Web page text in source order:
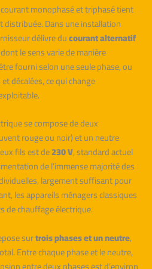
monophasé et triphasé tient
distribuée. Dans une installation
délivre ducourant alternatif
le sens varie de manière
fourni selon une seule phase, ou
décalées, ce qui change
se compose de deux
rouge ou noir) et un neutre
fils est de230 V, standard actuel
de l’immense majorité des
largement suffisant pour
les appareils ménagers classiques
de chauffage électrique.
surtrois phases et un neutre,
Entre chaque phase et le neutre,